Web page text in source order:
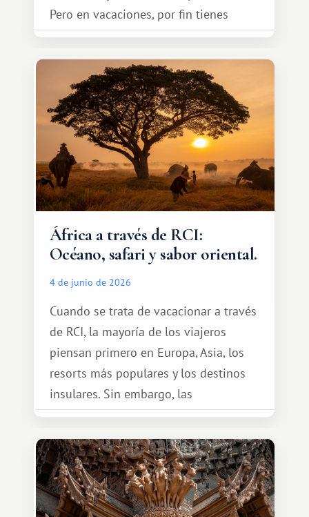
Pero en vacaciones, por fin tienes
espacio para dos y ganas de hacer algo
especial por tu pareja. No tiene por
qué ser algo grandioso, pero sí algo
cálido y memorable.
África a través de RCI:
Océano, safari y sabor oriental.
4 de junio de 2026
Cuando se trata de vacacionar a través
de RCI, la mayoría de los viajeros
piensan primero en Europa, Asia, los
resorts más populares y los destinos
insulares. Sin embargo, las
oportunidades que ofrece el sistema
de intercambio son mucho más
amplias. Entre ellas se encuentra
África, un continente que ofrece una
experiencia de viaje completamente